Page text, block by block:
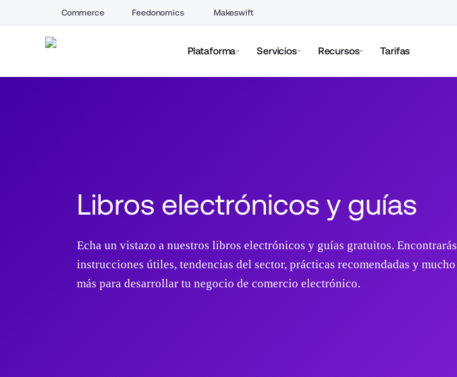
Commerce Feedonomics Makeswift
Plataforma Servicios Recursos Tarifas
Libros electrónicos y guías
Echa un vistazo a nuestros libros electrónicos y guías gratuitos. Encontrarás
instrucciones útiles, tendencias del sector, prácticas recomendadas y mucho
más para desarrollar tu negocio de comercio electrónico.